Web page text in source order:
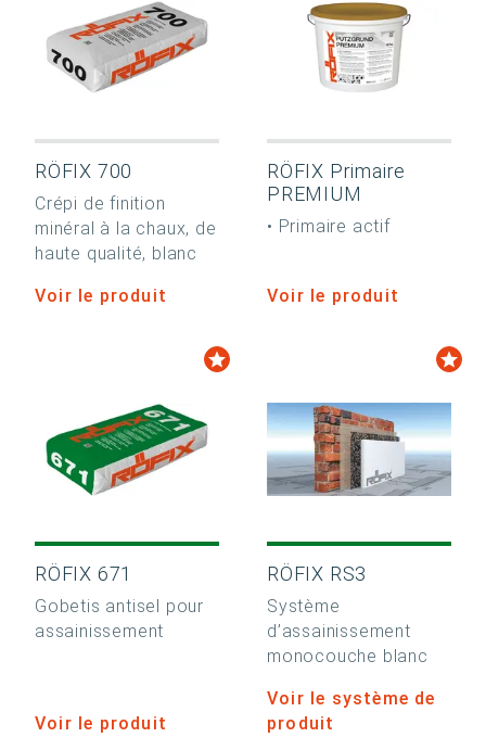
RÖFIX 700
Crépi de finition
minéral à la chaux, de
haute qualité, blanc
Voir le produit
RÖFIX Primaire
PREMIUM
• Primaire actif
Voir le produit
RÖFIX 671
Gobetis antisel pour
assainissement
Voir le produit
RÖFIX RS3
Système
d’assainissement
monocouche blanc
Voir le système de
produit